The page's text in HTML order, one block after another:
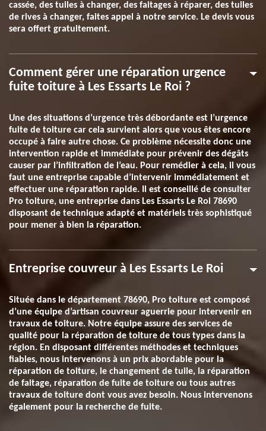
cassée, des tuiles à changer, des faitages à réparer, des tuiles
de rives à changer, faites appel à notre service. Le devis vous
sera offert gratuitement.
Comment gérer une réparation urgence
fuite toiture à Les Essarts Le Roi ?
Une des situations d’urgence très débordante est l’urgence
fuite de toiture car cela survient alors que vous êtes encore
occupé à faire autre chose. Ce problème nécessite donc une
intervention rapide et immédiate pour prévenir des dégâts
causer par l’infiltration de l’eau. Pour remédier à cela, il vous
faut une entreprise capable d’intervenir immédiatement et
effectuer une réparation rapide. Il est conseillé de consulter
Pro toiture, une entreprise dans Les Essarts Le Roi 78690
disposant de technique adapté et matériels très sophistiqué
pour mener à bien la réparation.
Entreprise couvreur à Les Essarts Le Roi
Située dans le département 78690, Pro toiture est composé
d’une équipe d’artisan couvreur aguerrie pour intervenir en
travaux de toiture. Notre équipe assure des services de
qualité pour la réparation de toiture de tous types dans la
région. En disposant différentes méthodes et techniques
fiables, nous intervenons à un prix abordable pour la
réparation de toiture, le changement de tuile, la réparation
de faitage, réparation de fuite de toiture ou tous autres
travaux de toiture dont vous avez besoin. Nous intervenons
également pour la recherche de fuite.